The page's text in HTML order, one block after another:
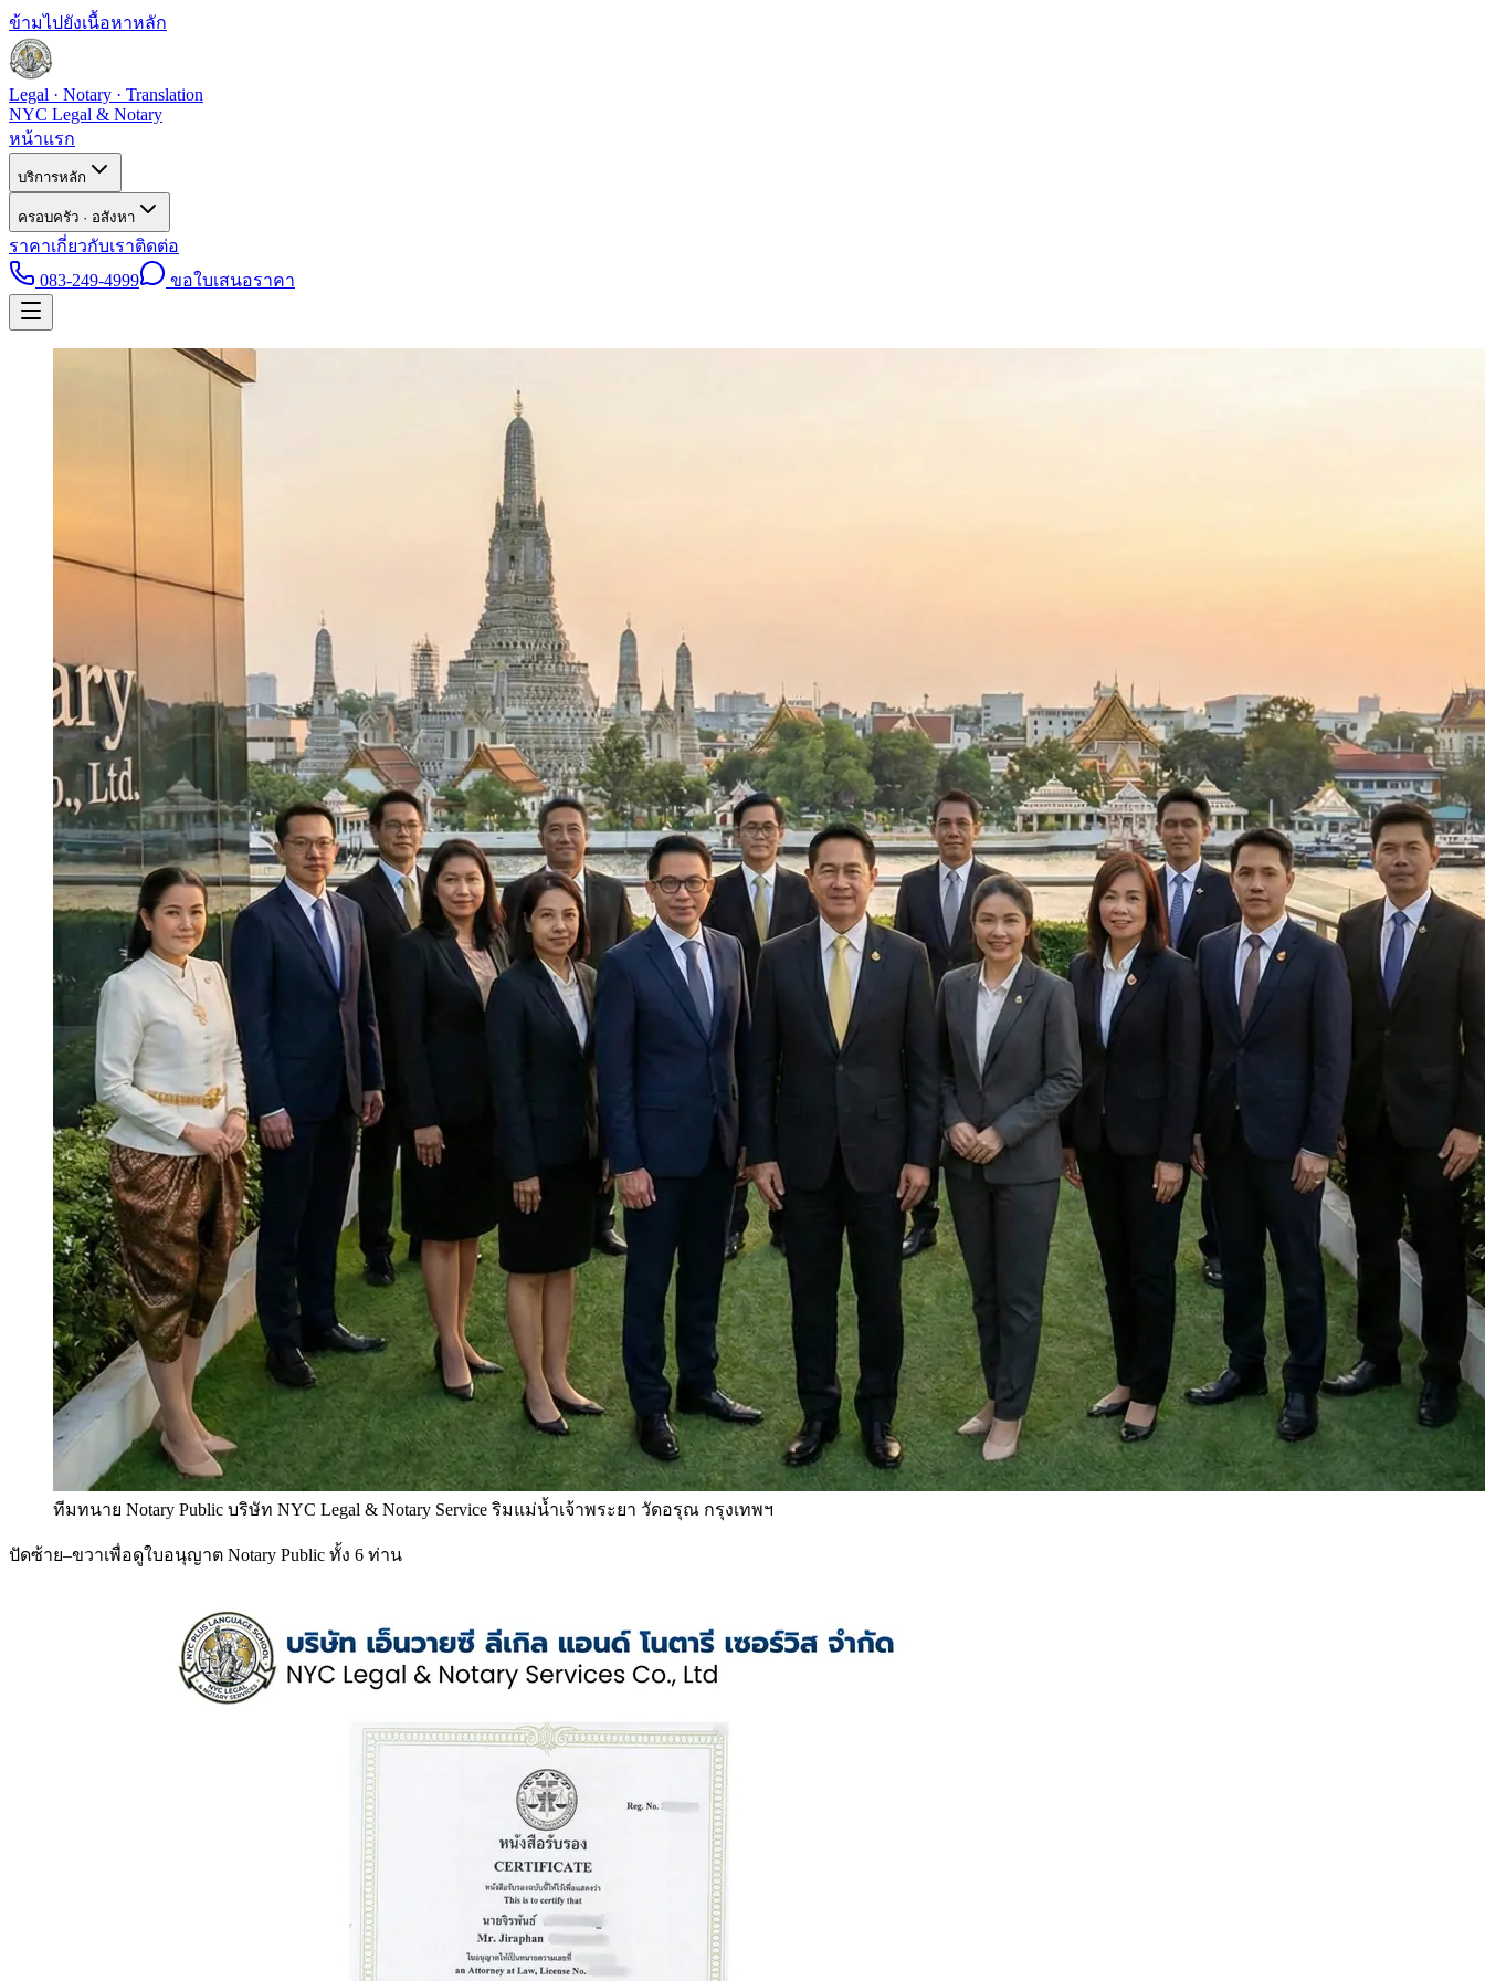
ข้ามไปยังเนื้อหาหลัก
Legal · Notary · Translation
NYC Legal & Notary
หน้าแรก
บริการหลัก
ครอบครัว · อสังหา
ราคาเกี่ยวกับเราติดต่อ
083-249-4999
ขอใบเสนอราคา
ทีมทนาย Notary Public บริษัท NYC Legal & Notary Service ริมแม่น้ำเจ้าพระยา วัดอรุณ กรุงเทพฯ
ปัดซ้าย–ขวาเพื่อดูใบอนุญาต Notary Public ทั้ง 6 ท่าน